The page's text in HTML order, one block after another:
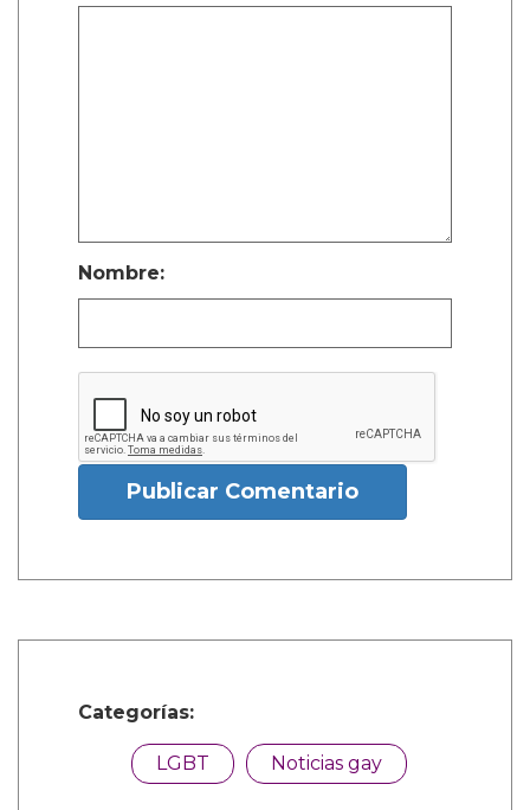
Nombre:
Publicar Comentario
Categorías:
LGBT Noticias gay